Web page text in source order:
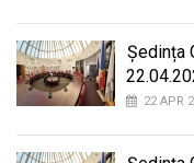
Ședința
22 APR